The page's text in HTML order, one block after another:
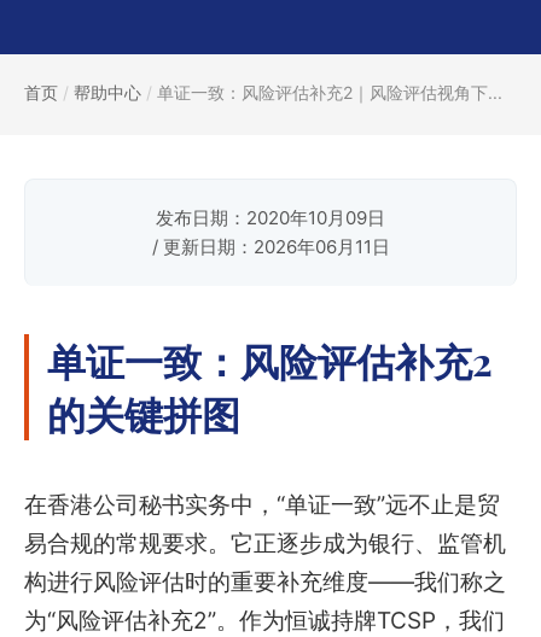
首页 / 帮助中心 / 单证一致：风险评估补充2｜风险评估视角下...
发布日期：2020年10月09日
/ 更新日期：2026年06月11日
单证一致：风险评估补充2
的关键拼图
在香港公司秘书实务中，“单证一致”远不止是贸
易合规的常规要求。它正逐步成为银行、监管机
构进行风险评估时的重要补充维度——我们称之
为“风险评估补充2”。作为恒诚持牌TCSP，我们